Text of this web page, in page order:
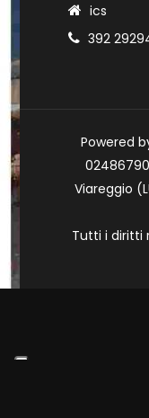
ics
392
Powered
Viareggio
Tutti i diritti